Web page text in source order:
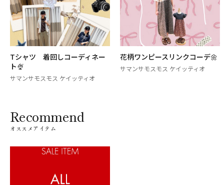
Tシャツ 着回しコーディネー
ト🍨
サマンサモスモス ケイッティオ
花柄ワンピースリンクコーデ🌼
サマンサモスモス ケイッティオ
Recommend
オススメアイテム